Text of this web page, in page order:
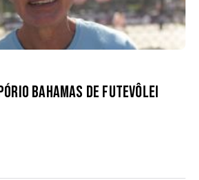
Bahamas de Futevôlei